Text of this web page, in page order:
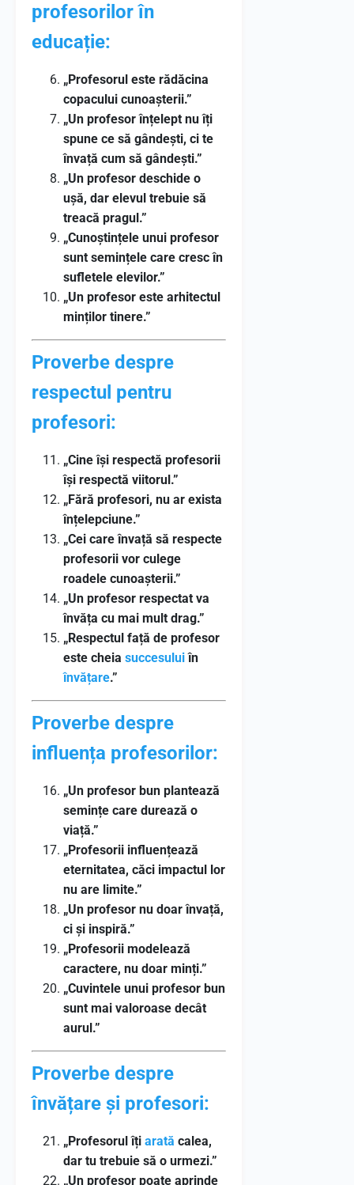
profesorilor în
educație:
„Profesorul este rădăcina
copacului cunoașterii.”
„Un profesor înțelept nu îți
spune ce să gândești, ci te
învață cum să gândești.”
„Un profesor deschide o
ușă, dar elevul trebuie să
treacă pragul.”
„Cunoștințele unui profesor
sunt semințele care cresc în
sufletele elevilor.”
„Un profesor este arhitectul
minților tinere.”
Proverbe despre
respectul pentru
profesori:
„Cine își respectă profesorii
își respectă viitorul.”
„Fără profesori, nu ar exista
înțelepciune.”
„Cei care învață să respecte
profesorii vor culege
roadele cunoașterii.”
„Un profesor respectat va
învăța cu mai mult drag.”
„Respectul față de profesor
este cheia succesuluiîn
învățare.”
Proverbe despre
influența profesorilor:
„Un profesor bun plantează
semințe care durează o
viață.”
„Profesorii influențează
eternitatea, căci impactul lor
nu are limite.”
„Un profesor nu doar învață,
ci și inspiră.”
„Profesorii modelează
caractere, nu doar minți.”
„Cuvintele unui profesor bun
sunt mai valoroase decât
aurul.”
Proverbe despre
învățare și profesori:
„Profesorul îți arată calea,
dar tu trebuie să o urmezi.”
„Un profesor poate aprinde